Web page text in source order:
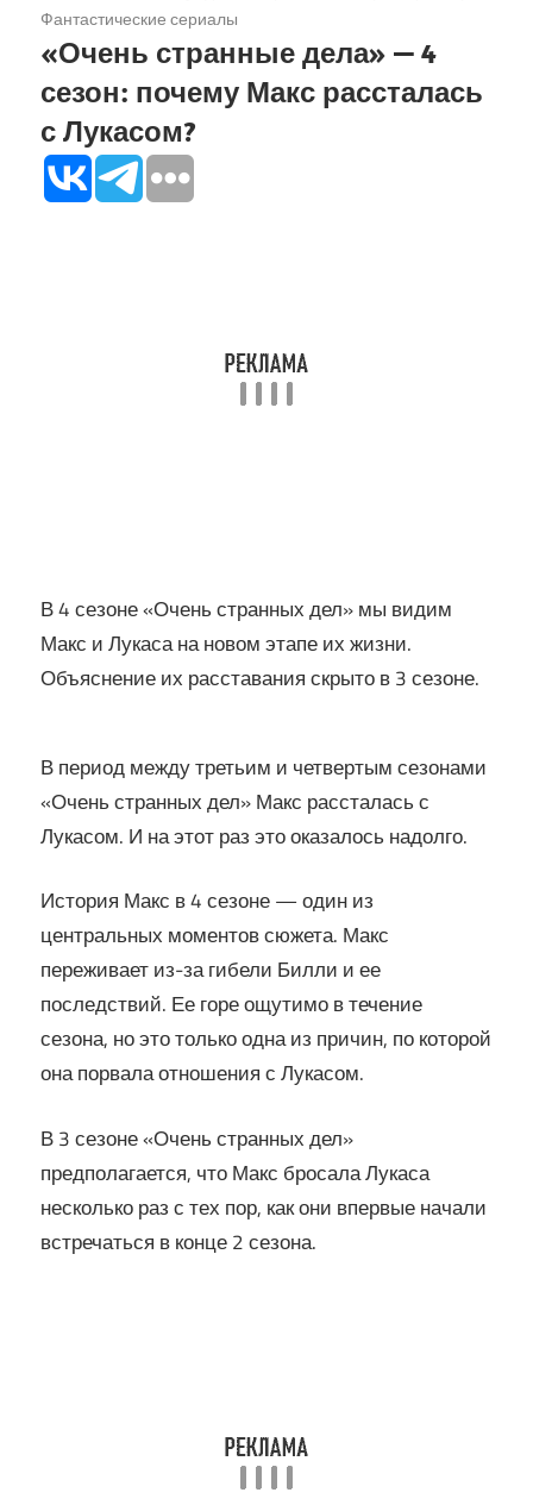
Фантастические сериалы
«Очень странные дела» — 4
сезон: почему Макс рассталась
с Лукасом?
В 4 сезоне «Очень странных дел» мы видим
Макс и Лукаса на новом этапе их жизни.
Объяснение их расставания скрыто в 3 сезоне.
В период между третьим и четвертым сезонами
«Очень странных дел» Макс рассталась с
Лукасом. И на этот раз это оказалось надолго.
История Макс в 4 сезоне — один из
центральных моментов сюжета. Макс
переживает из-за гибели Билли и ее
последствий. Ее горе ощутимо в течение
сезона, но это только одна из причин, по которой
она порвала отношения с Лукасом.
В 3 сезоне «Очень странных дел»
предполагается, что Макс бросала Лукаса
несколько раз с тех пор, как они впервые начали
встречаться в конце 2 сезона.